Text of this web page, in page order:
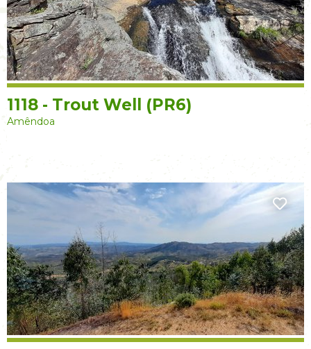
1118 - Trout Well (PR6)
Amêndoa